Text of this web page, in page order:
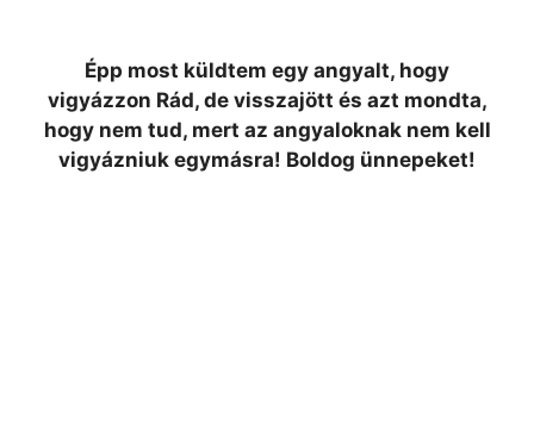
Épp most küldtem egy angyalt, hogy
vigyázzon Rád, de visszajött és azt mondta,
hogy nem tud, mert az angyaloknak nem kell
vigyázniuk egymásra! Boldog ünnepeket!